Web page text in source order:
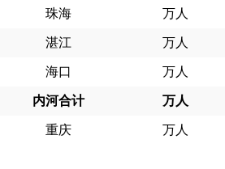
珠海 万人
湛江 万人
海口 万人
内河合计 万人
重庆 万人